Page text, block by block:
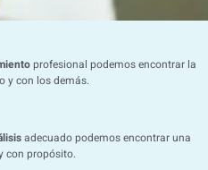
profesional podemos encontrar la
y con los demás.
adecuado podemos encontrar una
con propósito.